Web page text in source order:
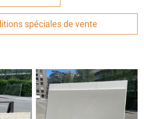
spéciales de vente